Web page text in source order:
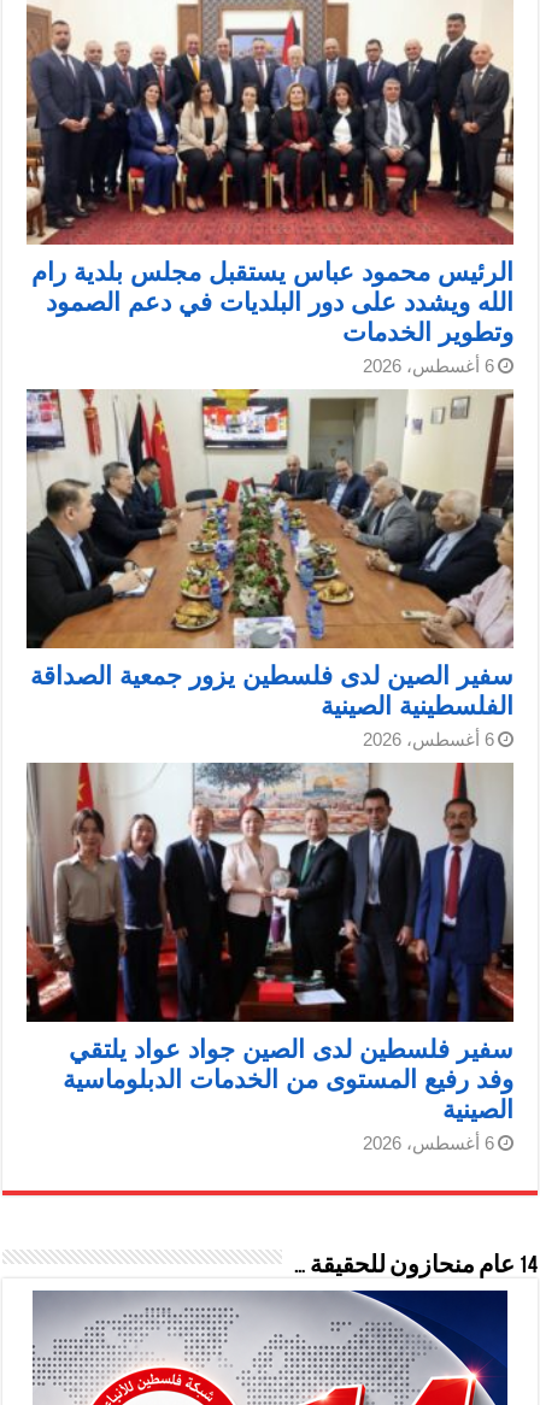
الرئيس محمود عباس يستقبل مجلس بلدية رام
الله ويشدد على دور البلديات في دعم الصمود
وتطوير الخدمات
6 أغسطس، 2026
سفير الصين لدى فلسطين يزور جمعية الصداقة
الفلسطينية الصينية
6 أغسطس، 2026
سفير فلسطين لدى الصين جواد عواد يلتقي
وفد رفيع المستوى من الخدمات الدبلوماسية
الصينية
6 أغسطس، 2026
14 عام منحازون للحقيقة …